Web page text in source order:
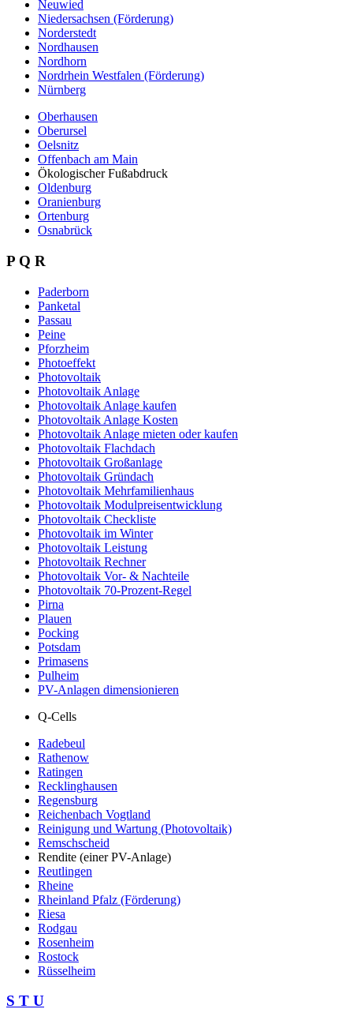
Neuwied
Niedersachsen (Förderung)
Norderstedt
Nordhausen
Nordhorn
Nordrhein Westfalen (Förderung)
Nürnberg
Oberhausen
Oberursel
Oelsnitz
Offenbach am Main
Ökologischer Fußabdruck
Oldenburg
Oranienburg
Ortenburg
Osnabrück
P Q R
Paderborn
Panketal
Passau
Peine
Pforzheim
Photoeffekt
Photovoltaik
Photovoltaik Anlage
Photovoltaik Anlage kaufen
Photovoltaik Anlage Kosten
Photovoltaik Anlage mieten oder kaufen
Photovoltaik Flachdach
Photovoltaik Großanlage
Photovoltaik Gründach
Photovoltaik Mehrfamilienhaus
Photovoltaik Modulpreisentwicklung
Photovoltaik Checkliste
Photovoltaik im Winter
Photovoltaik Leistung
Photovoltaik Rechner
Photovoltaik Vor- & Nachteile
Photovoltaik 70-Prozent-Regel
Pirna
Plauen
Pocking
Potsdam
Primasens
Pulheim
PV-Anlagen dimensionieren
Q-Cells
Radebeul
Rathenow
Ratingen
Recklinghausen
Regensburg
Reichenbach Vogtland
Reinigung und Wartung (Photovoltaik)
Remschscheid
Rendite (einer PV-Anlage)
Reutlingen
Rheine
Rheinland Pfalz (Förderung)
Riesa
Rodgau
Rosenheim
Rostock
Rüsselheim
S T U